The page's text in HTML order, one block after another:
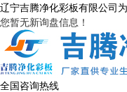
辽宁吉腾净化彩板有限公司
您暂无新询盘信息！
全国咨询热线